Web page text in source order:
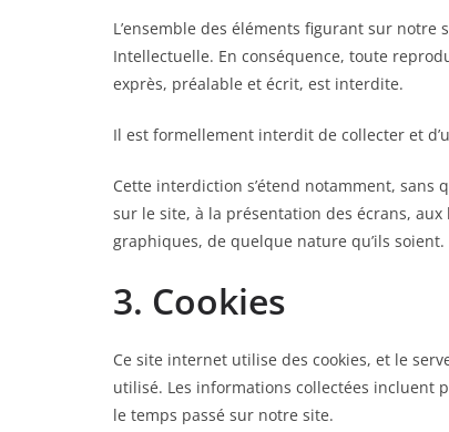
L’ensemble des éléments figurant sur
Intellectuelle. En conséquence, toute
exprès, préalable et écrit, est interdite.
Il est formellement interdit de collecter et
Cette interdiction s’étend notamment,
sur le site, à la présentation des écrans, aux
graphiques, de quelque nature qu’ils soient.
3. Cookies
Ce site internet utilise des cookies, et le
utilisé. Les informations collectées incluent
le temps passé sur notre site.